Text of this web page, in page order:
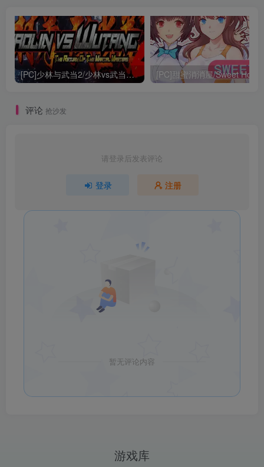
[PC]少林与武当2/少林vs武当2/Shaolin vs Wutang 2 [PC]甜蜜消消屋/Sweet
评论 抢沙发
请登录后发表评论
登录 注册
暂无评论内容
游戏库